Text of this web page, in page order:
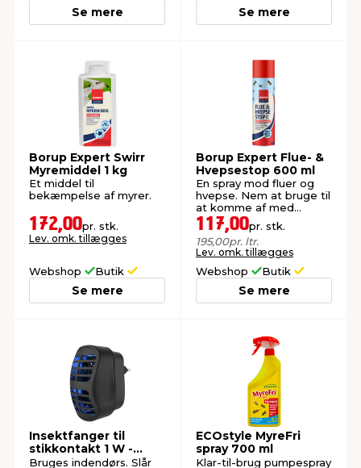
Se mere Se mere
Borup Expert Swirr
Myremiddel 1 kg
Et middel til
bekæmpelse af myrer.
172,00pr. stk.
Lev. omk. tillægges
Webshop Butik
Se mere
Borup Expert Flue- &
Hvepsestop 600 ml
En spray mod fluer og
hvepse. Nem at bruge til
at komme af med
insekter.
117,00pr. stk.
195,00pr. ltr.
Lev. omk. tillægges
Webshop Butik
Se mere
Insektfanger til
stikkontakt 1 W -
Garden®
Bruges indendørs. Slår
ECOstyle MyreFri
spray 700 ml
Klar-til-brug pumpespray